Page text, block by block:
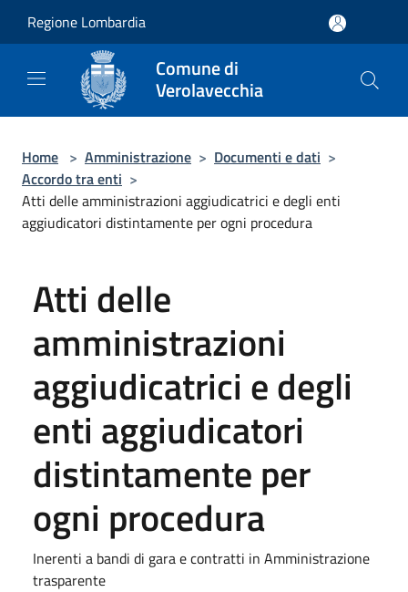
Regione Lombardia
Comune di
Verolavecchia
Home > Amministrazione > Documenti e dati >
Accordo tra enti >
Atti delle amministrazioni aggiudicatrici e degli enti
aggiudicatori distintamente per ogni procedura
Atti delle
amministrazioni
aggiudicatrici e degli
enti aggiudicatori
distintamente per
ogni procedura
Inerenti a bandi di gara e contratti in Amministrazione
trasparente